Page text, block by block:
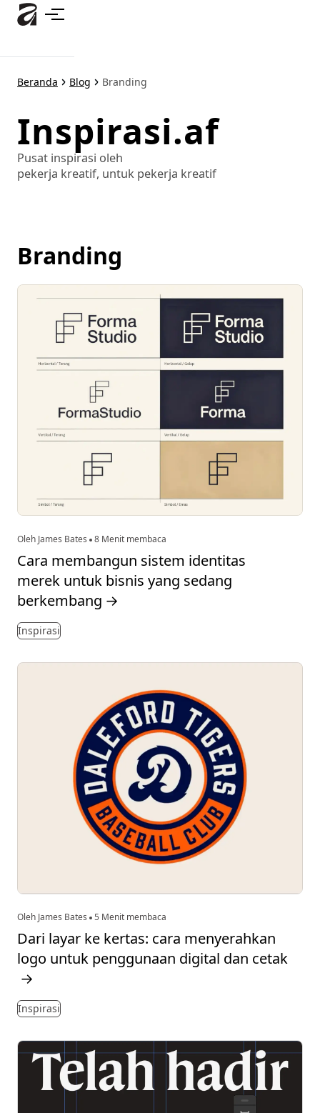
Lewati
utama
Beranda Blog Branding
Inspirasi.af
Pusat inspirasi oleh
pekerja kreatif, untuk pekerja kreatif
Branding
Oleh James Bates 8 Menit membaca
Cara membangun sistem identitas
merek untuk bisnis yang sedang
berkembang →
Inspirasi
Oleh James Bates 5 Menit membaca
Dari layar ke kertas: cara menyerahkan
logo untuk penggunaan digital dan cetak
→
Inspirasi